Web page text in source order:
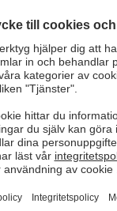
vilket
kontrollerar en
kan du
den. Informera
och att du
betala med kort?